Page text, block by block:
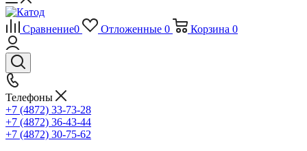
Сравнение0 Отложенные 0 Корзина 0
Телефоны
+7 (4872) 33-73-28
+7 (4872) 36-43-44
+7 (4872) 30-75-62